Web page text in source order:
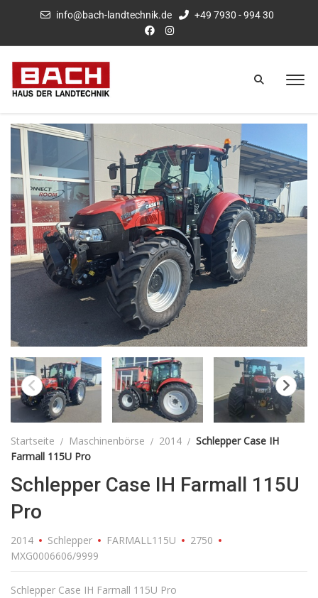
info@bach-landtechnik.de +49 7930 - 994 30
Startseite Maschinenbörse 2014
Schlepper Case IH
Farmall 115U Pro
Schlepper Case IH Farmall 115U
Pro
2014 Schlepper FARMALL115U
2750
MXG0006606/9999
Schlepper Case IH Farmall 115U Pro